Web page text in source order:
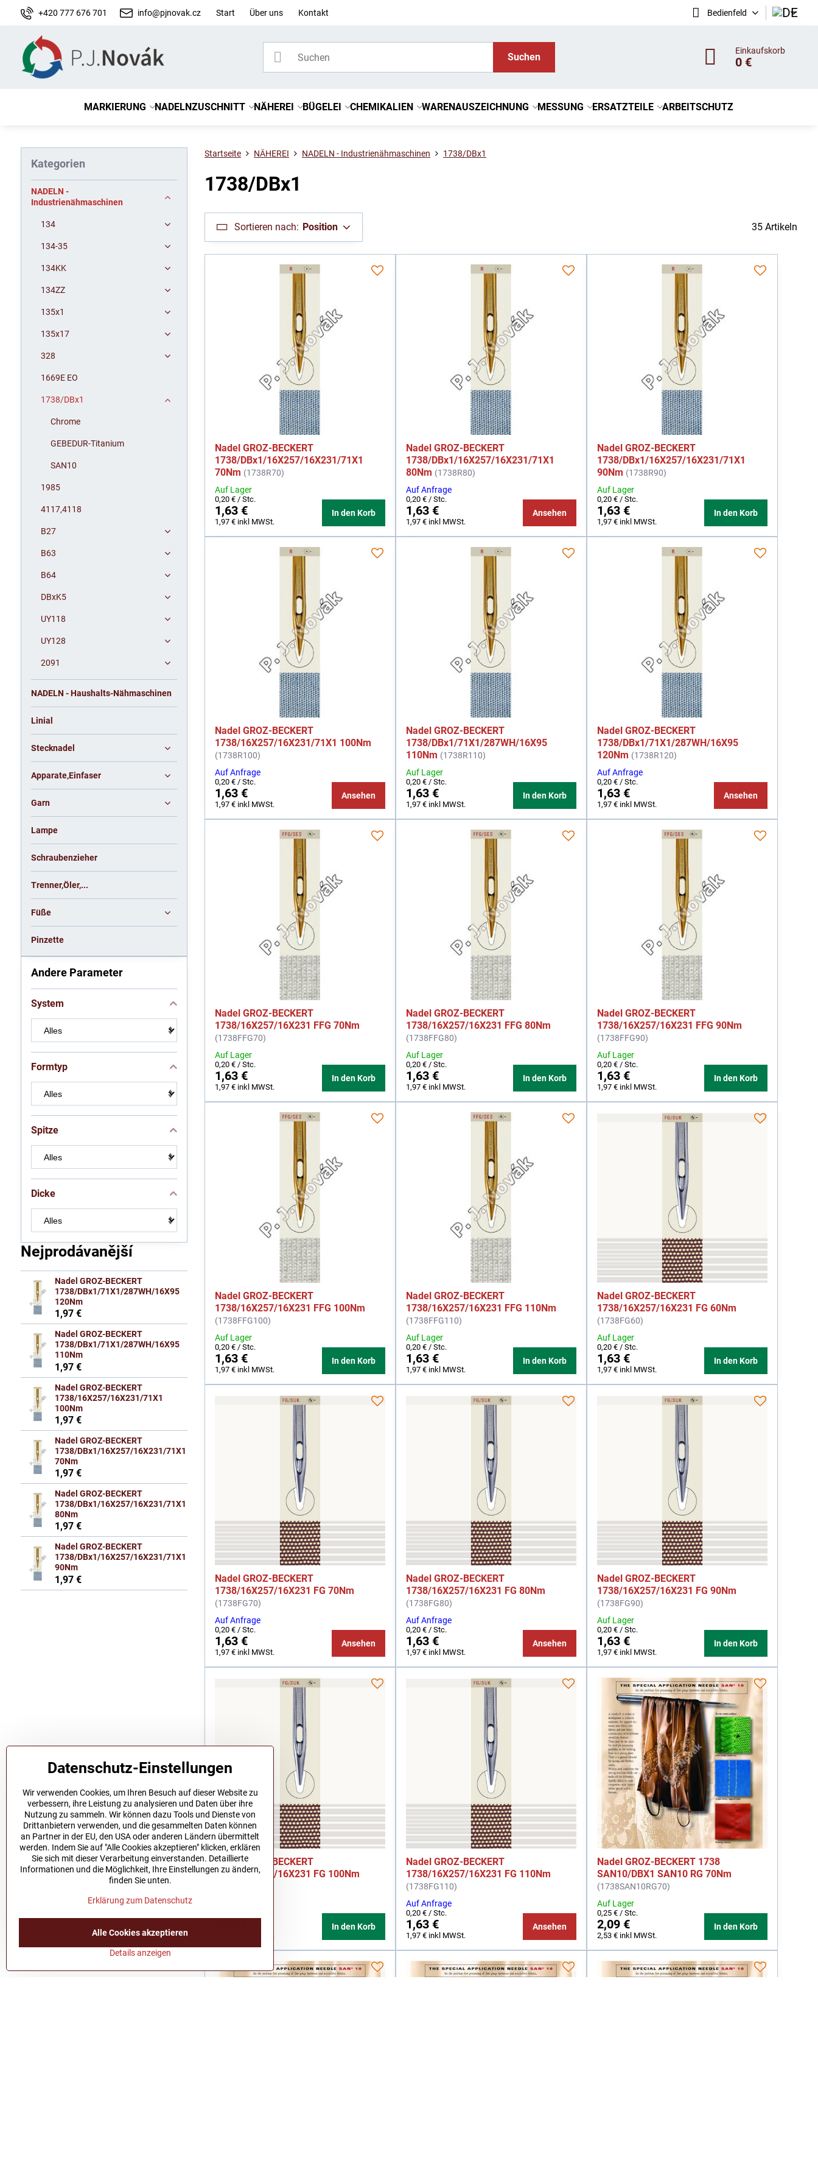
+420 777 676 701 info@pjnovak.cz Start Über uns Kontakt Bedienfeld
Suchen
Einkaufskorb
0 €
MARKIERUNG NADELNZUSCHNITT NÄHEREI BÜGELEI CHEMIKALIEN WARENAUSZEICHNUNG MESSUNG ERSATZTEILE ARBEITSCHUTZ
Startseite NÄHEREI NADELN - Industrienähmaschinen 1738/DBx1
1738/DBx1
Sortieren nach: Position 35 Artikeln
Nadel GROZ-BECKERT
1738/DBx1/16X257/16X231/71X1
70Nm (1738R70)
Auf Lager
1,63 €
1,97 € inkl MWSt.
0,20 €/ Stc.
In den Korb
Nadel GROZ-BECKERT
1738/DBx1/16X257/16X231/71X1
80Nm (1738R80)
Auf Anfrage
1,63 €
1,97 € inkl MWSt.
0,20 €/ Stc.
Ansehen
Nadel GROZ-BECKERT
1738/DBx1/16X257/16X231/71X1
90Nm (1738R90)
Auf Lager
1,63 €
1,97 € inkl MWSt.
0,20 €/ Stc.
In den Korb
Nadel GROZ-BECKERT
1738/16X257/16X231/71X1 100Nm
(1738R100)
Auf Anfrage
1,63 €
1,97 € inkl MWSt.
0,20 €/ Stc.
Ansehen
Nadel GROZ-BECKERT
1738/DBx1/71X1/287WH/16X95
110Nm (1738R110)
Auf Lager
1,63 €
1,97 € inkl MWSt.
0,20 €/ Stc.
In den Korb
Nadel GROZ-BECKERT
1738/DBx1/71X1/287WH/16X95
120Nm (1738R120)
Auf Anfrage
1,63 €
1,97 € inkl MWSt.
0,20 €/ Stc.
Ansehen
Nadel GROZ-BECKERT
1738/16X257/16X231 FFG 70Nm
(1738FFG70)
Auf Lager
1,63 €
1,97 € inkl MWSt.
0,20 €/ Stc.
In den Korb
Nadel GROZ-BECKERT
1738/16X257/16X231 FFG 80Nm
(1738FFG80)
Auf Lager
1,63 €
1,97 € inkl MWSt.
0,20 €/ Stc.
In den Korb
Nadel GROZ-BECKERT
1738/16X257/16X231 FFG 90Nm
(1738FFG90)
Auf Lager
1,63 €
1,97 € inkl MWSt.
0,20 €/ Stc.
In den Korb
Nadel GROZ-BECKERT
1738/16X257/16X231 FFG 100Nm
(1738FFG100)
Auf Lager
1,63 €
1,97 € inkl MWSt.
0,20 €/ Stc.
In den Korb
Nadel GROZ-BECKERT
1738/16X257/16X231 FFG 110Nm
(1738FFG110)
Auf Lager
1,63 €
1,97 € inkl MWSt.
0,20 €/ Stc.
In den Korb
Nadel GROZ-BECKERT
1738/16X257/16X231 FG 60Nm
(1738FG60)
Auf Lager
1,63 €
1,97 € inkl MWSt.
0,20 €/ Stc.
In den Korb
Nadel GROZ-BECKERT
1738/16X257/16X231 FG 70Nm
(1738FG70)
Auf Anfrage
1,63 €
1,97 € inkl MWSt.
0,20 €/ Stc.
Ansehen
Nadel GROZ-BECKERT
1738/16X257/16X231 FG 80Nm
(1738FG80)
Auf Anfrage
1,63 €
1,97 € inkl MWSt.
0,20 €/ Stc.
Ansehen
Nadel GROZ-BECKERT
1738/16X257/16X231 FG 90Nm
(1738FG90)
Auf Lager
1,63 €
1,97 € inkl MWSt.
0,20 €/ Stc.
In den Korb
Nadel GROZ-BECKERT
1738/16X257/16X231 FG 100Nm
In den Korb
Nadel GROZ-BECKERT
1738/16X257/16X231 FG 110Nm
(1738FG110)
Auf Anfrage
1,63 €
1,97 € inkl MWSt.
0,20 € / Stc.
Ansehen
Nadel GROZ-BECKERT 1738
SAN10/DBX1 SAN10 RG 70Nm
(1738SAN10RG70)
Auf Lager
2,09 €
2,53 € inkl MWSt.
0,25 € / Stc.
In den Korb
Andere Parameter
System
Formtyp
Spitze
Dicke
Kategorien
NADELN -
Industrienähmaschinen
134
134-35
134KK
134ZZ
135x1
135x17
328
1669E EO
1738/DBx1
Chrome
GEBEDUR-Titanium
SAN10
1985
4117,4118
B27
B63
B64
DBxK5
UY118
UY128
2091
NADELN - Haushalts-Nähmaschinen
Linial
Stecknadel
Apparate,Einfaser
Garn
Lampe
Schraubenzieher
Trenner,Öler,...
Füße
Pinzette
Nejprodávanější
Nadel GROZ-BECKERT
1738/DBx1/71X1/287WH/16X95
120Nm
1,97 €
Nadel GROZ-BECKERT
1738/DBx1/71X1/287WH/16X95
110Nm
1,97 €
Nadel GROZ-BECKERT
1738/16X257/16X231/71X1
100Nm
1,97 €
Nadel GROZ-BECKERT
1738/DBx1/16X257/16X231/71X1
70Nm
1,97 €
Nadel GROZ-BECKERT
1738/DBx1/16X257/16X231/71X1
80Nm
1,97 €
Nadel GROZ-BECKERT
1738/DBx1/16X257/16X231/71X1
90Nm
1,97 €
Datenschutz-Einstellungen
Wir verwenden Cookies, um Ihren Besuch auf dieser Website zu
verbessern, ihre Leistung zu analysieren und Daten über ihre
Nutzung zu sammeln. Wir können dazu Tools und Dienste von
Drittanbietern verwenden, und die gesammelten Daten können
an Partner in der EU, den USA oder anderen Ländern übermittelt
werden. Indem Sie auf "Alle Cookies akzeptieren" klicken, erklären
Sie sich mit dieser Verarbeitung einverstanden. Detaillierte
Informationen und die Möglichkeit, Ihre Einstellungen zu ändern,
finden Sie unten.
Erklärung zum Datenschutz
Details anzeigen
Alle Cookies akzeptieren